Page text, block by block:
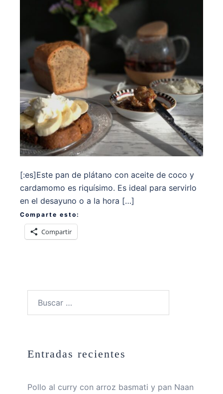
[:es]Este pan de plátano con aceite de coco y
cardamomo es riquísimo. Es ideal para servirlo
en el desayuno o a la hora […]
Comparte esto:
Compartir
Entradas recientes
Pollo al curry con arroz basmati y pan Naan